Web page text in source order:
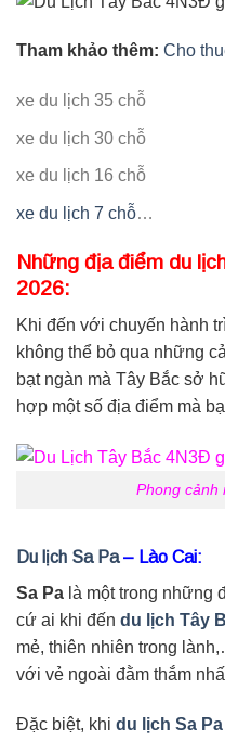
Tham khảo thêm: Cho
xe du lịch 35 chỗ
xe du lịch 30 chỗ
xe du lịch 16 chỗ
xe du lịch 7 chỗ…
Những địa điểm du
2026:
Khi đến với chuyến hành
không thể bỏ qua những
bạt ngàn mà Tây Bắc sở
hợp một số địa điểm mà
Phong cảnh
Du lịch Sa Pa – Lào Cai:
Sa Pa là một trong những
cứ ai khi đến du lịch Tây
mẻ, thiên nhiên trong
với vẻ ngoài đằm thắm
Đặc biệt, khi du lịch Sa Pa